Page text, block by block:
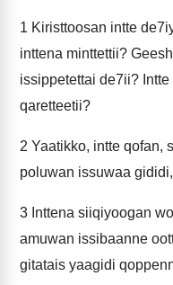
1 Kiristtoosan intte
inttena minttettii?
issippetettai de7ii?
qaretteetii?
2 Yaatikko, intte qofan,
poluwan issuwaa
3 Inttena siiqiyoogan
amuwan issibaanne
gitatais yaagidi